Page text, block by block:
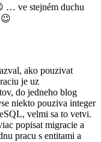
… ve stejném duchu
😉
ako pouzivat
je uz
do jedneho blog
niekto pouziva integer
velmi sa to vetvi.
popisat migracie a
pracu s entitami a